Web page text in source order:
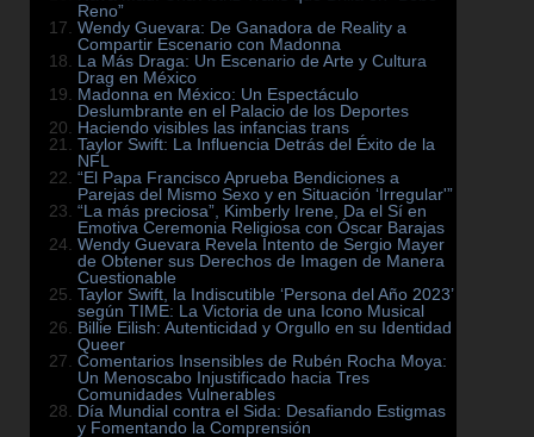
Reno”
Wendy Guevara: De Ganadora de Reality a
Compartir Escenario con Madonna
La Más Draga: Un Escenario de Arte y Cultura
Drag en México
Madonna en México: Un Espectáculo
Deslumbrante en el Palacio de los Deportes
Haciendo visibles las infancias trans
Taylor Swift: La Influencia Detrás del Éxito de la
NFL
“El Papa Francisco Aprueba Bendiciones a
Parejas del Mismo Sexo y en Situación ‘Irregular'”
“La más preciosa”, Kimberly Irene, Da el Sí en
Emotiva Ceremonia Religiosa con Óscar Barajas
Wendy Guevara Revela Intento de Sergio Mayer
de Obtener sus Derechos de Imagen de Manera
Cuestionable
Taylor Swift, la Indiscutible ‘Persona del Año 2023’
según TIME: La Victoria de una Icono Musical
Billie Eilish: Autenticidad y Orgullo en su Identidad
Queer
Comentarios Insensibles de Rubén Rocha Moya:
Un Menoscabo Injustificado hacia Tres
Comunidades Vulnerables
Día Mundial contra el Sida: Desafiando Estigmas
y Fomentando la Comprensión